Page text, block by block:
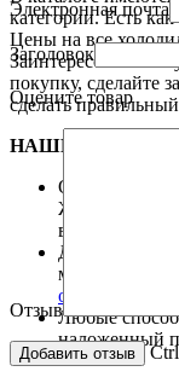
категории. Есть
Цены на все
Заинтересовала
покупку, сделайте
сделать
НАШИ
Оперативная
Жители
Дилерская
машины в
Любые
наложенный
Электронная почта
Заголовок
Оцените товар
Отзыв